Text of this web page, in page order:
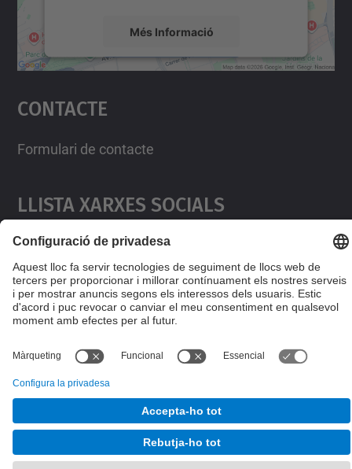
Més Informació
Accepta
powered by
Contacte
Formulari de contacte
Llista Xarxes Socials
© UPC
Desenvolupat amb
Configuració de privadesa